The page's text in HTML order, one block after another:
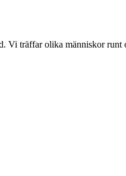
Vi träffar olika människor